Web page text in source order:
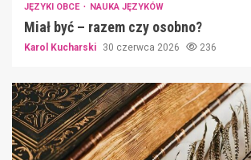
JĘZYKI OBCE NAUKA JĘZYKÓW
Miał być – razem czy osobno?
Karol Kucharski 30 czerwca 2026 236